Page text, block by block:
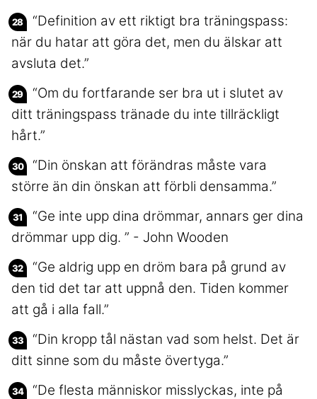
“Definition av ett riktigt bra träningspass:
när du hatar att göra det, men du älskar att
avsluta det.”
“Om du fortfarande ser bra ut i slutet av
ditt träningspass tränade du inte tillräckligt
hårt.”
“Din önskan att förändras måste vara
större än din önskan att förbli densamma.”
“Ge inte upp dina drömmar, annars ger dina
drömmar upp dig. ” - John Wooden
“Ge aldrig upp en dröm bara på grund av
den tid det tar att uppnå den. Tiden kommer
att gå i alla fall.”
“Din kropp tål nästan vad som helst. Det är
ditt sinne som du måste övertyga.”
“De flesta människor misslyckas, inte på